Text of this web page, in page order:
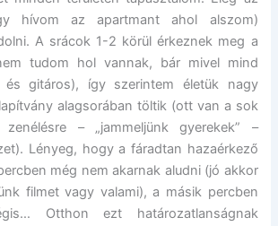
hívom az apartmant ahol alszom)
A srácok 1-2 körül érkeznek meg a
tudom hol vannak, bár mivel mind
és gitáros), így szerintem életük nagy
alagsorában töltik (ott van a sok
– „jammeljünk gyerekek” –
Lényeg, hogy a fáradtan hazaérkező
még nem akarnak aludni (jó akkor
filmet vagy valami), a másik percben
Otthon ezt határozatlanságnak